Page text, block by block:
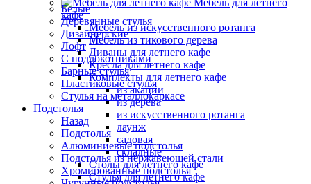
Мебель для летнего
кафе
Мебель из искусственного ротанга
Мебель из тикового дерева
Диваны для летнего кафе
Кресла для летнего кафе
Комплекты для летнего кафе
из акации
из дерева
из искусственного ротанга
лаунж
садовая
складные
Столы для летнего кафе
Стулья для летнего кафе
Белые
Деревянные стулья
Дизайнерские
Лофт
С подлокотниками
Барные стулья
Пластиковые стулья
Стулья на металлокаркасе
Подстолья
Назад
Подстолья
Алюминиевые подстолья
Подстолья из нержавеющей стали
Хромированные подстолья